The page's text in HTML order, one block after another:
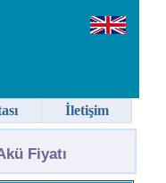
Fiyatı
İletişim